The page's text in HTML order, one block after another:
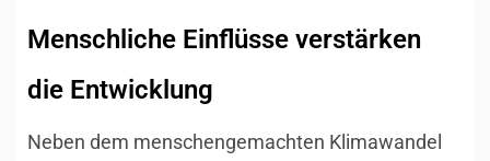
Menschliche Einflüsse verstärken
die Entwicklung
Neben dem menschengemachten Klimawandel